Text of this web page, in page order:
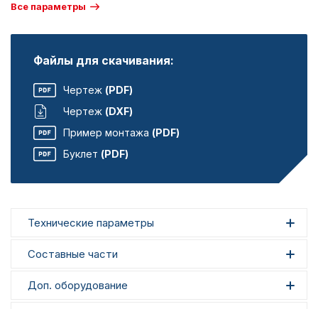
Все параметры
Файлы для скачивания:
Чертеж (PDF)
Чертеж (DXF)
Пример монтажа (PDF)
Буклет (PDF)
Технические параметры
Составные части
Доп. оборудование